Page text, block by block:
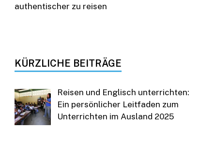
authentischer zu reisen
KÜRZLICHE BEITRÄGE
Reisen und Englisch unterrichten:
Ein persönlicher Leitfaden zum
Unterrichten im Ausland 2025